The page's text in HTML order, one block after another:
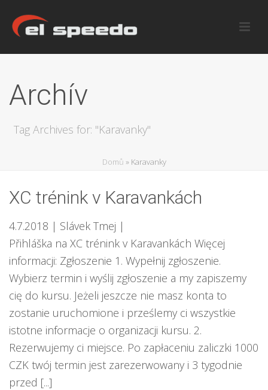
Archív
Tag Archives for: "Karavanky"
Domů » Karavanky
XC trénink v Karavankách
4.7.2018 | Slávek Tmej |
Přihláška na XC trénink v Karavankách Więcej
informacji: Zgłoszenie 1. Wypełnij zgłoszenie.
Wybierz termin i wyślij zgłoszenie a my zapiszemy
cię do kursu. Jeżeli jeszcze nie masz konta to
zostanie uruchomione i prześlemy ci wszystkie
istotne informacje o organizacji kursu. 2.
Rezerwujemy ci miejsce. Po zapłaceniu zaliczki 1000
CZK twój termin jest zarezerwowany i 3 tygodnie
przed [...]